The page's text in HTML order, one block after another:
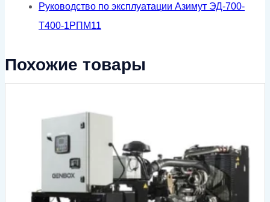
Руководство по эксплуатации Азимут ЭД-700-
Т400-1РПМ11
Похожие товары